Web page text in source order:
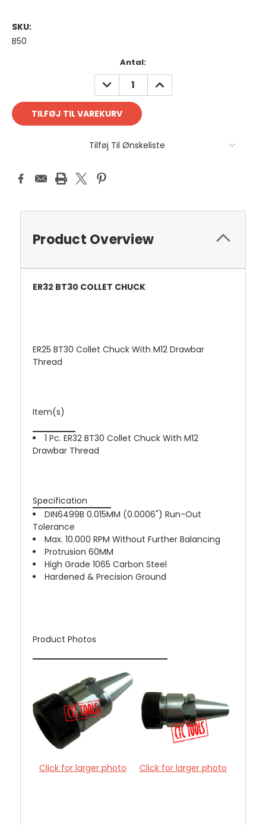
SKU:
B50
Antal:
REDUCER
ANTAL:
FORØG
ANTAL:
Tilføj Til Ønskeliste
Product Overview
ER32 BT30 COLLET CHUCK
ER25 BT30 Collet Chuck With M12 Drawbar
Thread
Item(s)
1 Pc. ER32 BT30 Collet Chuck With M12
Drawbar Thread
Specification
DIN6499B 0.015MM (0.0006") Run-Out
Tolerance
Max. 10.000 RPM Without Further Balancing
Protrusion 60MM
High Grade 1065 Carbon Steel
Hardened & Precision Ground
Product Photos
Click for larger photo Click for larger photo